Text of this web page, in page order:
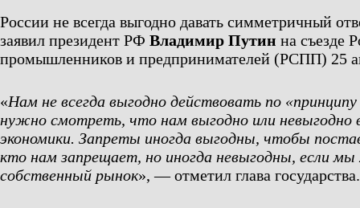
России не всегда выгодно давать симметричный
заявил президент РФ Владимир Путин на съезде
промышленников и предпринимателей (РСПП) 25
«Нам не всегда выгодно действовать по
нужно смотреть, что нам выгодно или невыгодно
экономики. Запреты иногда выгодны, чтобы
кто нам запрещает, но иногда невыгодны, если
собственный рынок», — отметил глава государства.